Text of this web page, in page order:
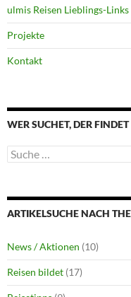
ulmis Reisen Lieblings-Links
Projekte
Kontakt
WER SUCHET, DER FINDET
Suche
nach:
ARTIKELSUCHE NACH
News / Aktionen (10)
Reisen bildet (17)